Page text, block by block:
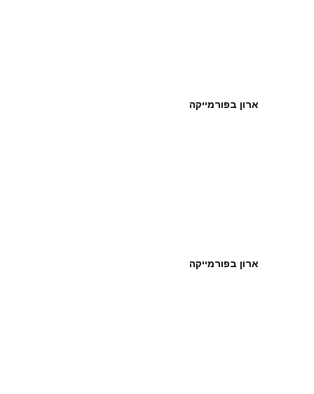
ארון בפורמייקה
ארון בפורמייקה